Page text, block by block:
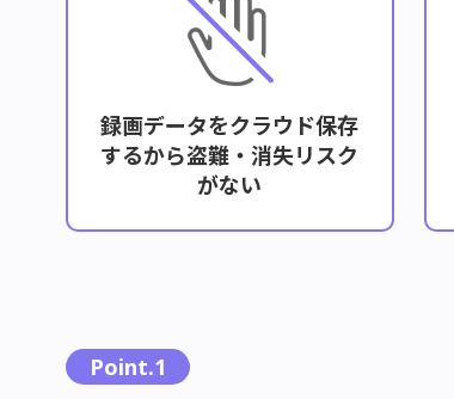
録画データをクラウド保存
するから盗難・消失リスク
がない
Point.1